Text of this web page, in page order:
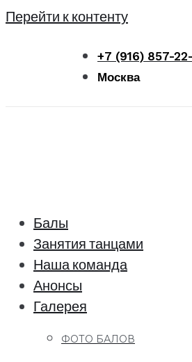
Перейти к контенту
+7 (916) 857-
Москва
Балы
Занятия танцами
Наша команда
Анонсы
Галерея
ФОТО БАЛОВ